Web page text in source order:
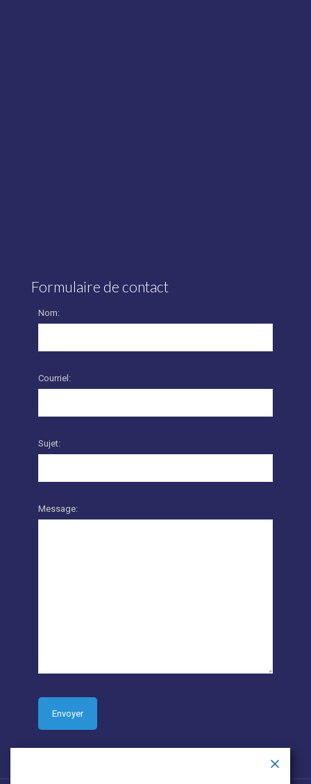
Formulaire de contact
Nom:
Courriel:
Sujet:
Message: